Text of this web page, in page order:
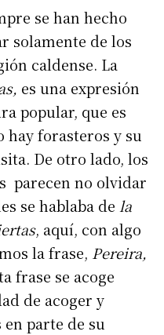
se han hecho
solamente de los
caldense. La
es una expresión
popular, que es
hay forasteros y su
De otro lado, los
parecen no olvidar
se hablaba de la
, aquí, con algo
la frase, Pereira,
frase se acoge
de acoger y
parte de su